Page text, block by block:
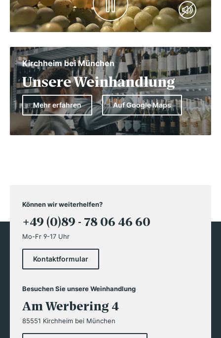
Kirchheim bei München
Unsere Weinhandlung
Mehr erfahren Auf Google Maps
Können wir weiterhelfen?
+49 (0)89 - 78 06 46 60
Mo-Fr 9-17 Uhr
Kontaktformular
Besuchen Sie unsere Weinhandlung
Am Werbering 4
85551 Kirchheim bei München